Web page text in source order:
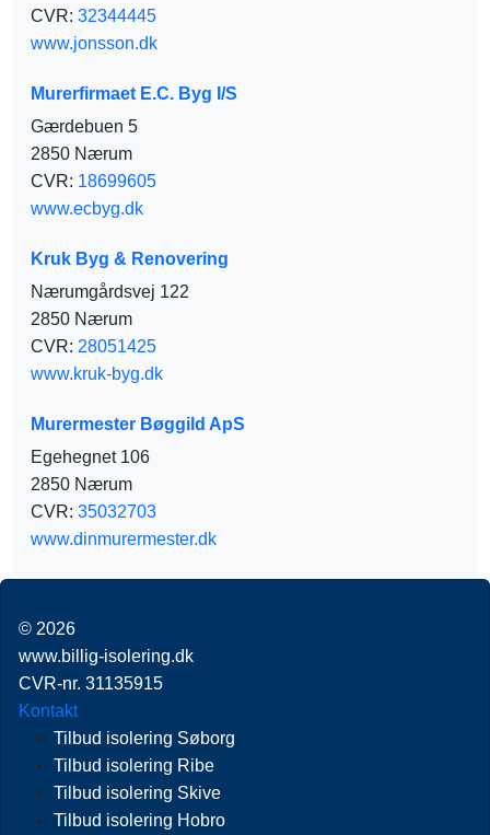
CVR: 32344445
www.jonsson.dk
Murerfirmaet E.C. Byg I/S
Gærdebuen 5
2850 Nærum
CVR: 18699605
www.ecbyg.dk
Kruk Byg & Renovering
Nærumgårdsvej 122
2850 Nærum
CVR: 28051425
www.kruk-byg.dk
Murermester Bøggild ApS
Egehegnet 106
2850 Nærum
CVR: 35032703
www.dinmurermester.dk
© 2026
www.billig-isolering.dk
CVR-nr. 31135915
Kontakt
Tilbud isolering Søborg
Tilbud isolering Ribe
Tilbud isolering Skive
Tilbud isolering Hobro